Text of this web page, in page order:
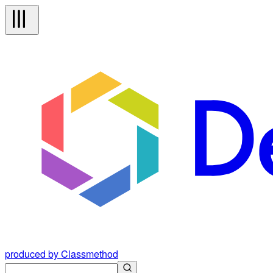
produced by Classmethod